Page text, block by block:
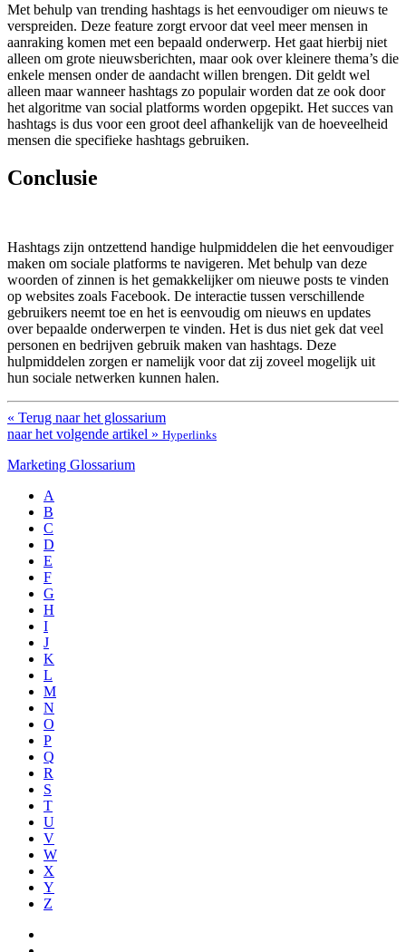
Met behulp van trending hashtags is het eenvoudiger om nieuws te
verspreiden. Deze feature zorgt ervoor dat veel meer mensen in
aanraking komen met een bepaald onderwerp. Het gaat hierbij niet
alleen om grote nieuwsberichten, maar ook over kleinere thema’s die
enkele mensen onder de aandacht willen brengen. Dit geldt wel
alleen maar wanneer hashtags zo populair worden dat ze ook door
het algoritme van social platforms worden opgepikt. Het succes van
hashtags is dus voor een groot deel afhankelijk van de hoeveelheid
mensen die specifieke hashtags gebruiken.
Conclusie
Hashtags zijn ontzettend handige hulpmiddelen die het eenvoudiger
maken om sociale platforms te navigeren. Met behulp van deze
woorden of zinnen is het gemakkelijker om nieuwe posts te vinden
op websites zoals Facebook. De interactie tussen verschillende
gebruikers neemt toe en het is eenvoudig om nieuws en updates
over bepaalde onderwerpen te vinden. Het is dus niet gek dat veel
personen en bedrijven gebruik maken van hashtags. Deze
hulpmiddelen zorgen er namelijk voor dat zij zoveel mogelijk uit
hun sociale netwerken kunnen halen.
« Terug naar het glossarium
naar het volgende artikel » Hyperlinks
Marketing Glossarium
A
B
C
D
E
F
G
H
I
J
K
L
M
N
O
P
Q
R
S
T
U
V
W
X
Y
Z